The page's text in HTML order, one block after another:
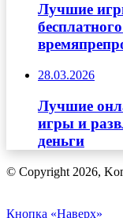
Лучшие
28.03.2026
Лучшие
игры и
деньги
© Copyright 2026,
Кнопка «Наверх»